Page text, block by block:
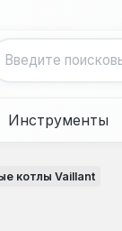
Инструменты
котлы Vaillant